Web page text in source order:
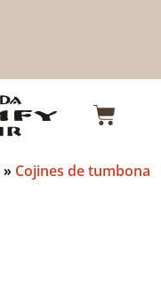
» Cojines de tumbona